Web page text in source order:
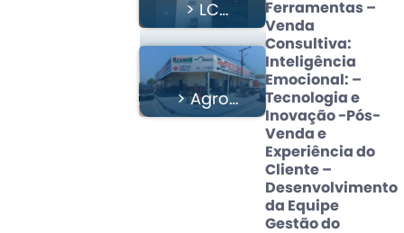
> LC
MULTIMARCAS
> Agro
Verde
Ferramentas –
Venda
Consultiva:
Inteligência
Emocional: –
Tecnologia e
Inovação -Pós-
Venda e
Experiência do
Cliente –
Desenvolvimento
da Equipe
Gestão do